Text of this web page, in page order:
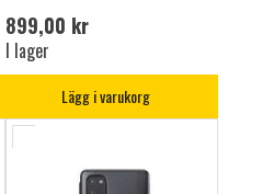
899,00 kr
I lager
Lägg i varukorg